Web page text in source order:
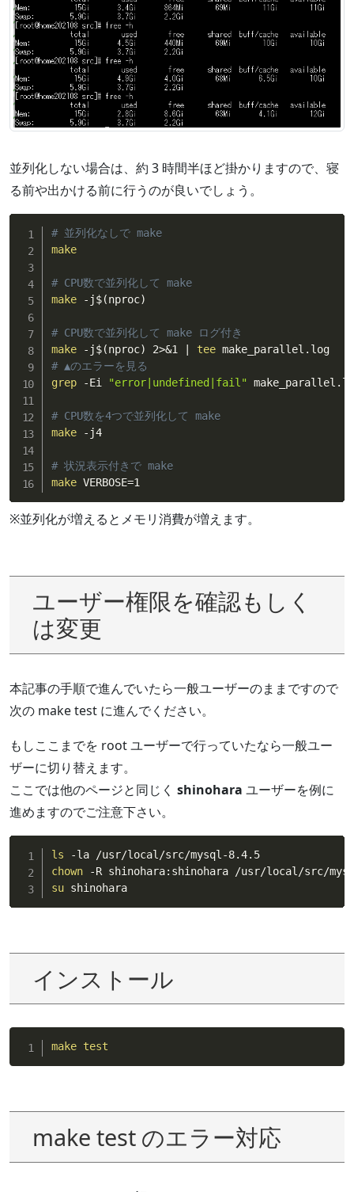
並列化しない場合は、約 3 時間半ほど掛かりますので、寝
る前や出かける前に行うのが良いでしょう。
# 並列化なしで make
make
# CPU数で並列化して make
make -j$(nproc)
# CPU数で並列化して make ログ付き
make -j$(nproc) 2>&1 tee
# ▲のエラーを見る
grep -Ei "error|undefined|fail"
# CPU数を4つで並列化して make
make -j4
# 状況表示付きで make
make VERBOSE=1
※並列化が増えるとメモリ消費が増えます。
ユーザー権限を確認もしく
は変更
本記事の手順で進んでいたら一般ユーザーのままですので
次の make test に進んでください。
もしここまでを root ユーザーで行っていたなら一般ユー
ザーに切り替えます。
ここでは他のページと同じく shinohara ユーザーを例に
進めますのでご注意下さい。
ls
chown
su shinohara
インストール
make test
make test のエラー対応